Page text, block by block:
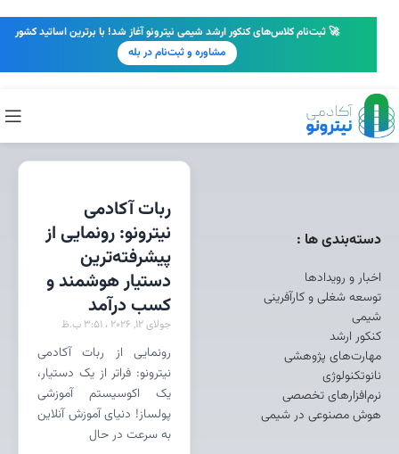
ربات آکادمی
نیترونو: رونمایی از
پیشرفته‌ترین
دستیار هوشمند و
کسب درآمد
جولای 12, 2026
رونمایی از ربات آکادمی
نیترونو: فراتر از یک دستیار،
یک اکوسیستم آموزشی
پولساز! دنیای آموزش آنلاین
به سرعت در حال
دسته‌بندی ها :
اخبار و رویدادها
توسعه شغلی و کارآفرینی
شیمی
کنکور ارشد
مهارت‌های پژوهشی
نانوتکنولوژی
نرم‌افزارهای تخصصی
هوش مصنوعی در شیمی
🚀 ثبت‌نام کلاس‌های کنکور ارشد شیمی نیترونو آغاز شد! با برترین اساتید کشور
مشاوره و ثبت‌نام در بله